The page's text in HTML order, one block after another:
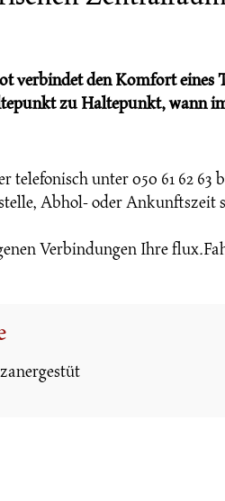
verbindet den Komfort
zu Haltepunkt, wann
telefonisch unter 050 61 62 63
Abhol- oder Ankunftszeit
Verbindungen Ihre